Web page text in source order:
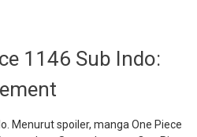
1146 Sub Indo:
Menurut spoiler, manga One Piece